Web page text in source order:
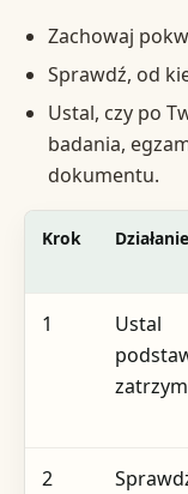
Zachowaj
Sprawdź, od
Ustal, czy po
badania,
dokumentu.
Krok Działanie
1
Ustal
2